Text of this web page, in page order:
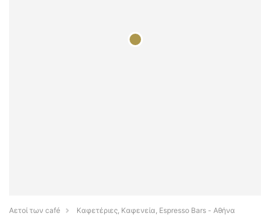
Αετοί των café
Καφετέριες, Καφενεία, Espresso Bars - Αθήνα